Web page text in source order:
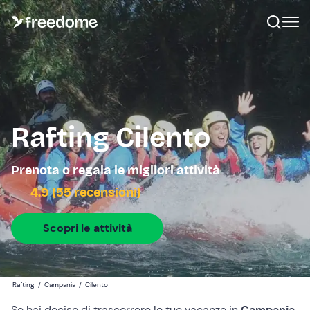
Rafting Cilento
Prenota o regala le migliori attività
4.9 (55 recensioni)
Scopri le attività
Rafting / Campania / Cilento